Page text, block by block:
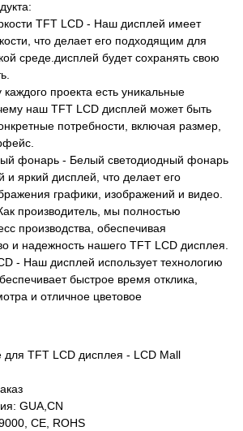
TFT LCD - Наш дисплей имеет
что делает его подходящим для
среде.дисплей будет сохранять свою
проекта есть уникальные
наш TFT LCD дисплей может быть
потребности, включая размер,
фонарь - Белый светодиодный фонарь
и яркий дисплей, что делает его
графики, изображений и видео.
производитель, мы полностью
производства, обеспечивая
и надежность нашего TFT LCD дисплея.
- Наш дисплей использует технологию
быстрое время отклика,
и отличное цветовое
для TFT LCD дисплея - LCD Mall
GUA,CN
CE, ROHS